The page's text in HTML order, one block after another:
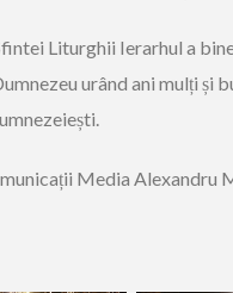
Liturghii Ierarhul a
urând ani mulți și
Media Alexandru